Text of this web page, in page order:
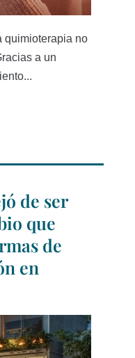
quimioterapia no
a un
de ser
que
de
en